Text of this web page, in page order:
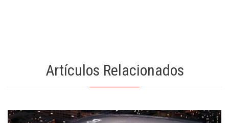
Artículos Relacionados